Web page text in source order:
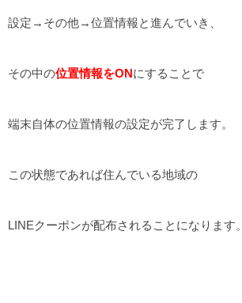
設定→その他→位置情報と進んでいき、
その中の位置情報をONにすることで
端末自体の位置情報の設定が完了します。
この状態であれば住んでいる地域の
LINEクーポンが配布されることになります。